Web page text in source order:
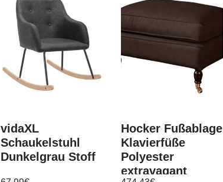
vidaXL
Schaukelstuhl
Dunkelgrau Stoff
Hocker Fußablage
Klavierfüße
Polyester
extravagant